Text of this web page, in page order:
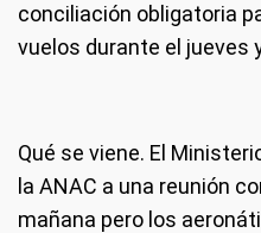
conciliación obligatoria
vuelos durante el jueves
Qué se viene. El
la ANAC a una reunión
mañana pero los